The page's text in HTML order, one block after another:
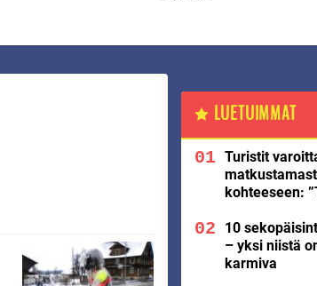
LUETUIMMAT
Turistit
kohteeseen:
10
– yksi niistä
karmiva